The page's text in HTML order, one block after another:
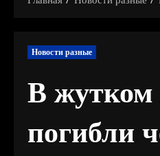
Новости разные
В
погибли